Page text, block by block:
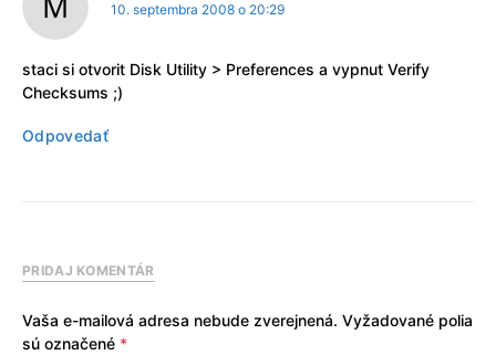
10. septembra 2008 o 20:29
staci si otvorit Disk Utility > Preferences a vypnut Verify
Checksums ;)
Odpovedať
PRIDAJ KOMENTÁR
Vaša e-mailová adresa nebude zverejnená. Vyžadované polia
sú označené *